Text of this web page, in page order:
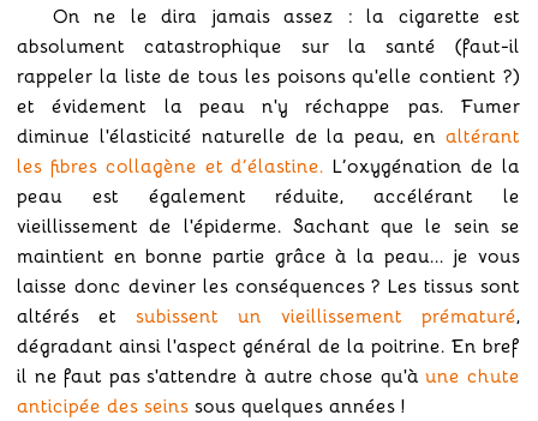
On ne le dira jamais assez : la cigarette est
absolument catastrophique sur la santé (faut-il
rappeler la liste de tous les poisons qu'elle contient ?)
et évidement la peau n'y réchappe pas. Fumer
diminue l'élasticité naturelle de la peau, en altérant
les fibres collagène et d’élastine. L’oxygénation de la
peau est également réduite, accélérant le
vieillissement de l'épiderme. Sachant que le sein se
maintient en bonne partie grâce à la peau... je vous
laisse donc deviner les conséquences ? Les tissus sont
altérés et subissent un vieillissement prématuré,
dégradant ainsi l'aspect général de la poitrine. En bref
il ne faut pas s'attendre à autre chose qu'àune chute
anticipée des seins sous quelques années !